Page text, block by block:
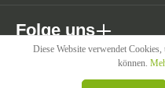
Folge uns
Diese Website verwendet
können.